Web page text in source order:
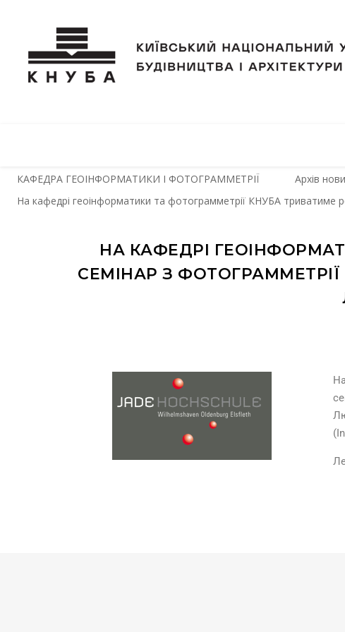
КАФЕДРА ГЕОІНФОРМАТИКИ І ФОТОГРАММЕТРІЇ
Архів
На кафедрі геоінформатики та фотограмметрії КНУБА триватиме
НА КАФЕДРІ
СЕМІНАР З